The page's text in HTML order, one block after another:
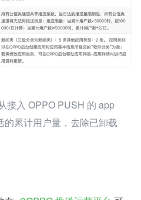
接入 OPPO PUSH 的 app
累计用户量，去除已卸载